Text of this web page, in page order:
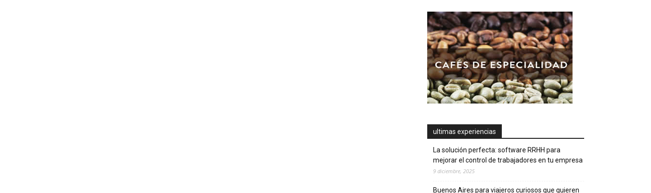
ultimas experiencias
La solución perfecta: software RRHH para
mejorar el control de trabajadores en tu empresa
9 diciembre, 2025
Buenos Aires para viajeros curiosos que quieren